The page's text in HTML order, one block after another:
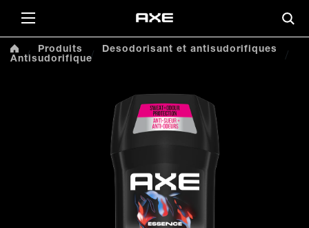
Produits
Desodorisant et antisudorifiques
Antisudorifique